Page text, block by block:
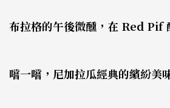
布拉格的午後微醺，在 Red Pif
嚐一嚐，尼加拉瓜經典的繽紛美